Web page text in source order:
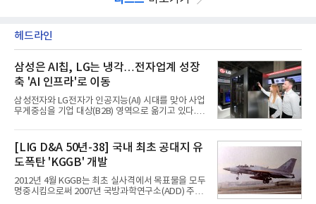
헤드라인
삼성은 AI칩, LG는 냉각…전자업계 성장
축 'AI 인프라'로 이동
삼성전자와 LG전자가 인공지능(AI) 시대를 맞아 사업
무게중심을 기업 대상(B2B) 영역으로 옮기고 있다.
접어든 가운데 삼성전자는 AI 반도체를 중심으로 데
이터센터 생태계 공략을 강화하고 LG전자는 냉각솔
루션·전장·로봇 등 기업용 솔루션 사업 확대에 속도를
내고 있다.9일 업계에 따르면 LG전자는 2분기 생활가
전과 프리미엄 제품 경쟁력에 더해 B2B 사업 확대 효
과로 수익성을 방어한 반면 삼성전자는 디바이스경험
(DX) 부문의 TV·생활가전 수익성이 악화됐다. 대신 삼
[LIG D&A 50년-38] 국내 최초 공대지 유
도폭탄 'KGGB' 개발
2012년 4월 KGGB는 최초 실사격에서 목표물을 모두
명중시킴으로써 2007년 국방과학연구소(ADD) 주관